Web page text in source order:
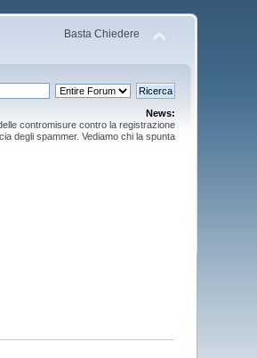
Basta Chiedere
News:
contromisure contro la registrazione
degli spammer. Vediamo chi la spunta